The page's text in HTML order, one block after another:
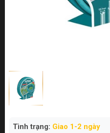
Tình trạng: Giao 1-2 ngày